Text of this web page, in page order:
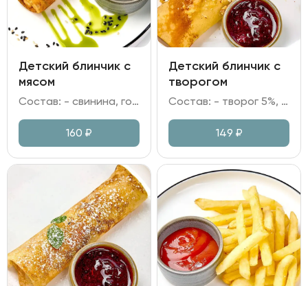
Детский блинчик с
мясом
Состав: - свинина, говядина, лук репчатый; - мука, яйцо куриное, молоко, сахар; - сметана.
160 ₽
Детский блинчик с
творогом
Состав: - творог 5%, крупа манная; - мука, яйцо куриное, молоко; - брусничное варенье; - грецкий орех, сахарная пудра.
149 ₽